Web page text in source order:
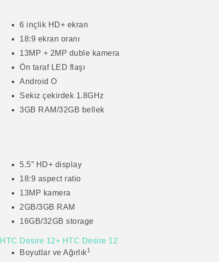
6 inçlik HD+ ekran
18:9 ekran oranı
13MP + 2MP duble kamera
Ön taraf LED flaşı
Android O
Sekiz çekirdek 1.8GHz
3GB RAM/32GB bellek
5.5” HD+ display
18:9 aspect ratio
13MP kamera
2GB/3GB RAM
16GB/32GB storage
HTC Desire 12+ HTC Desire 12
Boyutlar ve Ağırlık1